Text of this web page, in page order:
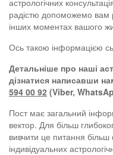
радістю допоможемо вам
інших моментах вашого
Ось такою інформацією
Детальніше про наші
дізнатися написавши
594 00 92 (Viber,
Пост має загальний
вектор. Для більш
вивчити це питання
індивідуальних